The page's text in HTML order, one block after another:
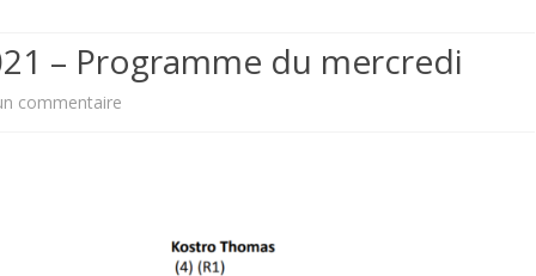
– Programme du mercredi
commentaire